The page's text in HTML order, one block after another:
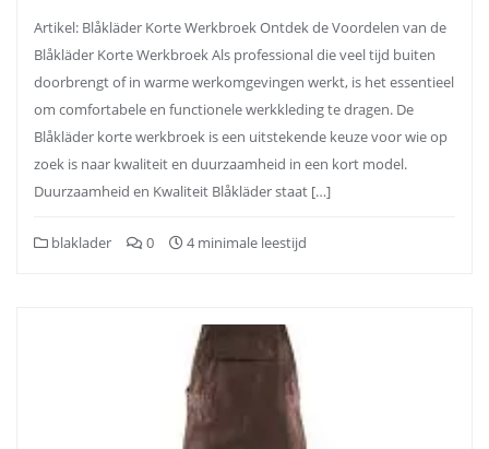
Artikel: Blåkläder Korte Werkbroek Ontdek de Voordelen van de
Blåkläder Korte Werkbroek Als professional die veel tijd buiten
doorbrengt of in warme werkomgevingen werkt, is het essentieel
om comfortabele en functionele werkkleding te dragen. De
Blåkläder korte werkbroek is een uitstekende keuze voor wie op
zoek is naar kwaliteit en duurzaamheid in een kort model.
Duurzaamheid en Kwaliteit Blåkläder staat […]
blaklader 0 4 minimale leestijd